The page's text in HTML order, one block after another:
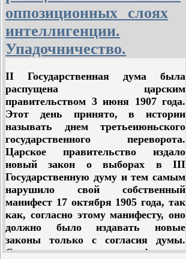
всем непролетарским партиям –
черносотенцам, октябристам,
кадетам, эсерам – и сформулировал
большевистскую тактику в
Съезд одобрил политику
большевиков и принял решение
вести беспощадную борьбу как с
черносотенными партиями –
"Союзом русского народа”,
монархистами, советом
объединенного дворянства, так и
"Союзом 17 октября” (октябристы),
торгово-промышленной партией и
партией "мирного обновления”. Все
эти партии были явно
контрреволюционными.
оппозиционных слоях
интеллигенции.
Упадочничество.
II Государственная дума была
распущена царским
правительством 3 июня 1907 года.
Этот день принято, в истории
называть днем третьеиюньского
государственного переворота.
Царское правительство издало
новый закон о выборах в III
Государственную думу и тем самым
нарушило свой собственный
манифест 17 октября 1905 года, так
как, согласно этому манифесту, оно
должно было издавать новые
законы только с согласия думы.
Социал-демократическая фракция